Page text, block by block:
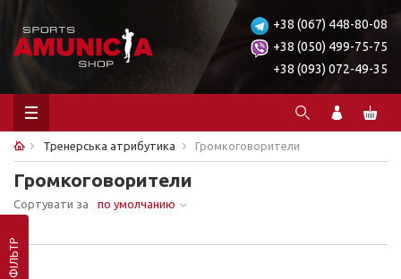
+38 (067) 448-80-08
+38 (050) 499-75-75
+38 (093) 072-49-35
Тренерська атрибутика Громкоговорители
Громкоговорители
Сортувати за по умолчанию
ФІЛЬТР
Ничего не найдено.